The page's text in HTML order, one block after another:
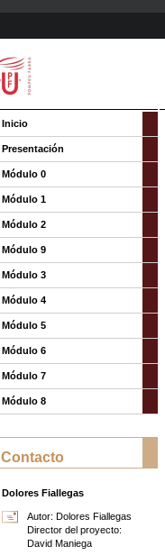
Inicio
Presentación
Módulo 0
Módulo 1
Módulo 2
Módulo 9
Módulo 3
Módulo 4
Módulo 5
Módulo 6
Módulo 7
Módulo 8
Contacto
Dolores Fiallegas
Autor: Dolores Fiallegas
Director del proyecto:
David Maniega